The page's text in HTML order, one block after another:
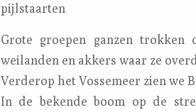
pijlstaarten
Grote groepen ganzen trokken
weilanden en akkers waar ze
Verderop het Vossemeer zien we
In de bekende boom op de